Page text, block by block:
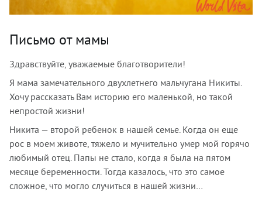
Письмо от мамы
Здравствуйте, уважаемые благотворители!
Я мама замечательного двухлетнего мальчугана Никиты.
Хочу рассказать Вам историю его маленькой, но такой
непростой жизни!
Никита — второй ребенок в нашей семье. Когда он еще
рос в моем животе, тяжело и мучительно умер мой горячо
любимый отец. Папы не стало, когда я была на пятом
месяце беременности. Тогда казалось, что это самое
сложное, что могло случиться в нашей жизни…